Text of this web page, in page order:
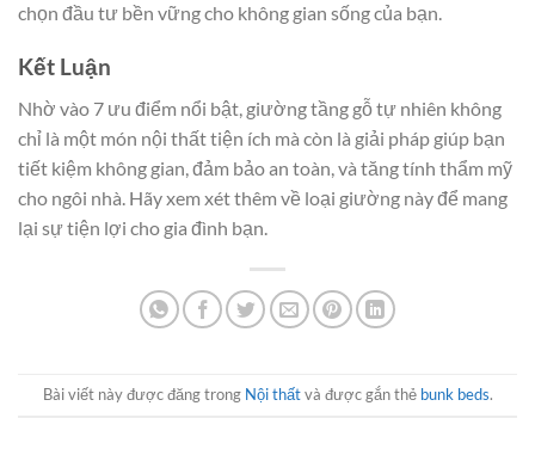
chọn đầu tư bền vững cho không gian sống của bạn.
Kết Luận
Nhờ vào 7 ưu điểm nổi bật, giường tầng gỗ tự nhiên không
chỉ là một món nội thất tiện ích mà còn là giải pháp giúp bạn
tiết kiệm không gian, đảm bảo an toàn, và tăng tính thẩm mỹ
cho ngôi nhà. Hãy xem xét thêm về loại giường này để mang
lại sự tiện lợi cho gia đình bạn.
Bài viết này được đăng trong Nội thấtvà được gắn thẻ bunk beds.